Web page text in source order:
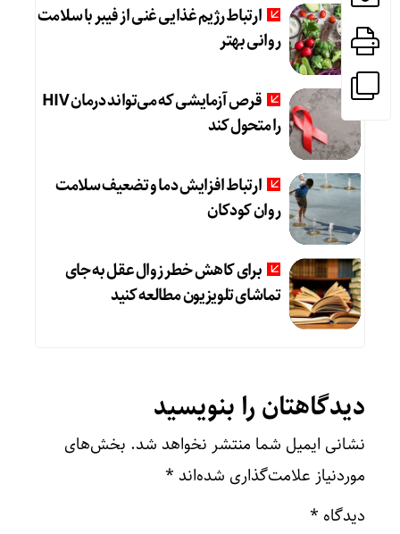
ارتباط رژیم غذایی غنی از فیبر با سلامت
روانی بهتر
قرص آزمایشی که می‌تواند درمان HIV
را متحول کند
ارتباط افزایش دما و تضعیف سلامت
روان کودکان
برای کاهش خطر زوال عقل به جای
تماشای تلویزیون مطالعه کنید
دیدگاهتان را بنویسید
نشانی ایمیل شما منتشر نخواهد شد. بخش‌های
موردنیاز علامت‌گذاری شده‌اند *
دیدگاه *